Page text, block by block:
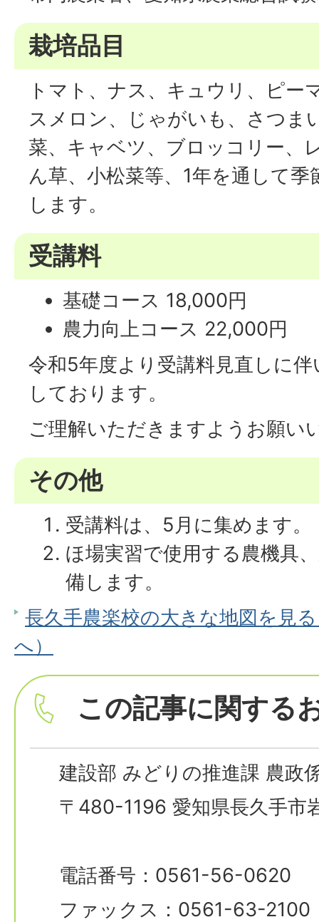
栽培品目
トマト、ナス、キュウリ、ピー
スメロン、じゃがいも、さつま
菜、キャベツ、ブロッコリー、
ん草、小松菜等、1年を通して
します。
受講料
基礎コース 18,000円
農力向上コース 22,000円
令和5年度より受講料見直しに
しております。
ご理解いただきますようお願い
その他
受講料は、5月に集めます。
ほ場実習で使用する農機具
備します。
長久手農楽校の大きな地図を見
へ）
この記事に関する
建設部 みどりの推進課 農政
〒480-1196 愛知県長久手市
電話番号：0561-56-0620
ファックス：0561-63-2100